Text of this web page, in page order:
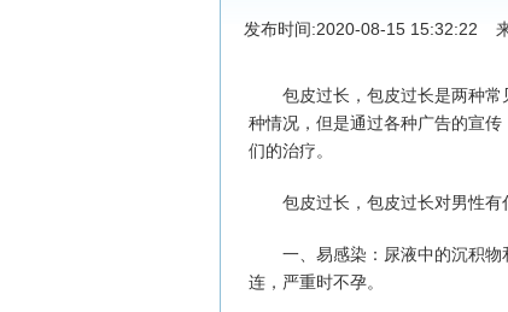
发布时间:2020-08-15 15:32:22
包皮过长，包皮过长是两种常
种情况，但是通过各种广告的宣
们的治疗。
包皮过长，包皮过长对男性有
一、易感染：尿液中的沉积物
连，严重时不孕。